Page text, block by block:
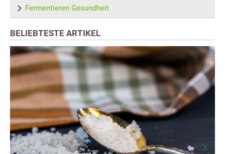
Fermentieren Gesundheit
BELIEBTESTE ARTIKEL